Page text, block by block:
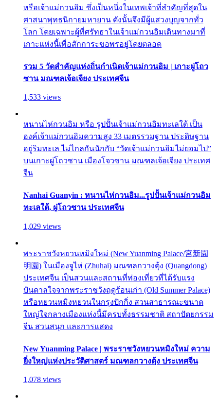
หรือเจ้าแม่กวนอิม ซึ่งเป็นหนึ่งในเทพเจ้าที่สำคัญที่สุดใน
ศาสนาพุทธนิกายมหายาน ดังนั้นจึงมีผู้แสวงบุญจากทั่ว
โลก โดยเฉพาะผู้ที่ศรัทธาในเจ้าแม่กวนอิมเดินทางมาที่
เกาะแห่งนี้เพื่อสักการะขอพรอยู่โดยตลอด
รวม 5 วัดสำคัญแห่งถิ่นกำเนิดเจ้าแม่กวนอิม | เกาะผู่โถว
ซาน มณฑลเจ้อเจียง ประเทศจีน
1,533 views
หนานไห่กวนอิม หรือ รูปปั้นเจ้าแม่กวนอิมทะเลใต้ เป็น
องค์เจ้าแม่กวนอิมความสูง 33 เมตรรวมฐาน ประดิษฐาน
อยู่ริมทะเล ไม่ไกลกันนักกับ “วัดเจ้าแม่กวนอิมไม่ยอมไป”
บนเกาะผู่โถวซาน เมืองโจวซาน มณฑลเจ้อเจียง ประเทศ
จีน
Nanhai Guanyin : หนานไห่กวนอิม...รูปปั้นเจ้าแม่กวนอิม
ทะเลใต้, ผู่โถวซาน ประเทศจีน
1,029 views
พระราชวังหยวนหมิงใหม่ (New Yuanming Palace/宮新園
明園) ในเมืองจูไห่ (Zhuhai) มณฑลกวางตุ้ง (Quangdong)
ประเทศจีน เป็นสวนและสถานที่ท่องเที่ยวที่ได้รับแรง
บันดาลใจจากพระราชวังฤดูร้อนเก่า (Old Summer Palace)
หรือหยวนหมิงหยวนในกรุงปักกิ่ง สวนสาธารณะขนาด
ใหญ่ใจกลางเมืองแห่งนี้มีครบทั้งธรรมชาติ สถาปัตยกรรม
จีน สวนสนุก และการแสดง
New Yuanming Palace | พระราชวังหยวนหมิงใหม่ ความ
ยิ่งใหญ่แห่งประวัติศาสตร์ มณฑลกวางตุ้ง ประเทศจีน
1,078 views